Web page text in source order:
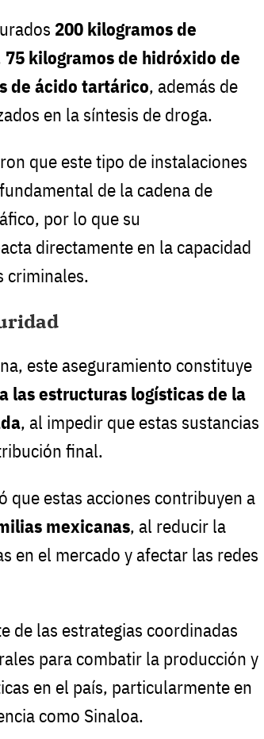
200 kilogramos de
75 kilogramos de hidróxido de
de ácido tartárico, además de
en la síntesis de droga.
que este tipo de instalaciones
de la cadena de
por lo que su
directamente en la capacidad
criminales.
este aseguramiento constituye
las estructuras logísticas de la
, al impedir que estas sustancias
final.
que estas acciones contribuyen a
mexicanas, al reducir la
en el mercado y afectar las redes
de las estrategias coordinadas
para combatir la producción y
en el país, particularmente en
como Sinaloa.